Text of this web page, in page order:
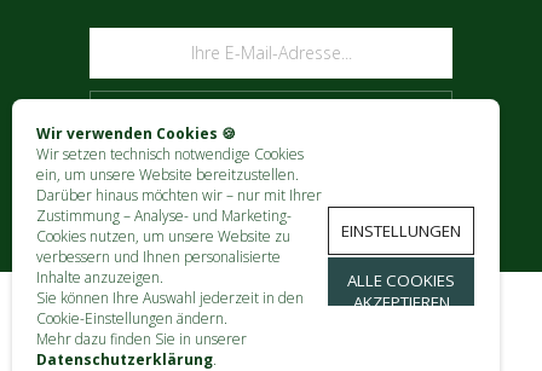
Wir verwenden Cookies 🍪
Wir setzen technisch notwendige Cookies
ein, um unsere Website bereitzustellen.
Darüber hinaus möchten wir – nur mit Ihrer
Zustimmung – Analyse- und Marketing-
Cookies nutzen, um unsere Website zu
verbessern und Ihnen personalisierte
Inhalte anzuzeigen.
Sie können Ihre Auswahl jederzeit in den
Cookie-Einstellungen ändern.
Mehr dazu finden Sie in unserer
Datenschutzerklärung.
EINSTELLUNGEN
ALLE COOKIES
AKZEPTIEREN
KONTAKT